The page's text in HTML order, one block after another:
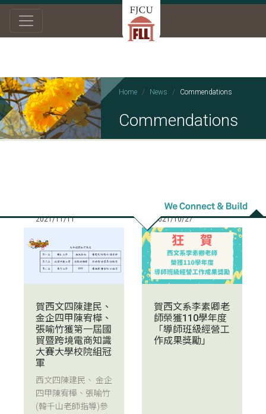
Home News Commendations
Commendations
2021/11/11
賀西文四陳建民、
金企四甲陳宥樺、
張喻竹獲第一屆國
貿暨跨境電商知識
大賽大學校院組冠
軍
西文四陳建民、 金企
四甲陳宥樺、張喻竹
(韓千山老師指導)參
2021/10/27
賀西文系李素卿老
師榮獲110學年度
「導師班級經營工
作成果獎勵」